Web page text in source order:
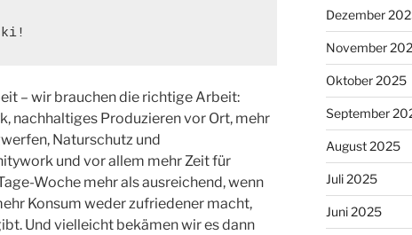
– wir brauchen die richtige Arbeit:
nachhaltiges Produzieren vor Ort, mehr
Naturschutz und
und vor allem mehr Zeit für
Woche mehr als ausreichend, wenn
Konsum weder zufriedener macht,
Und vielleicht bekämen wir es dann
Dezember
November
Oktober 2025
September
August 2025
Juli 2025
Juni 2025